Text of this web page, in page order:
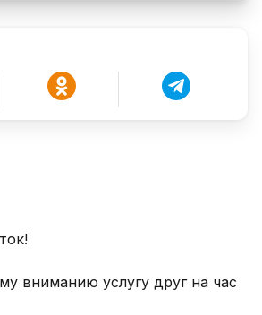
вниманию услугу друг на час